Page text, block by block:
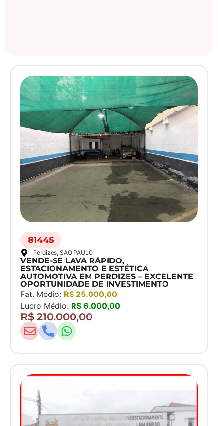
81445
Perdizes, SAO PAULO
VENDE-SE LAVA RÁPIDO,
ESTACIONAMENTO E ESTÉTICA
AUTOMOTIVA EM PERDIZES – EXCELENTE
OPORTUNIDADE DE INVESTIMENTO
Fat. Médio: R$ 25.000,00
Lucro Médio: R$ 6.000,00
R$ 210.000,00